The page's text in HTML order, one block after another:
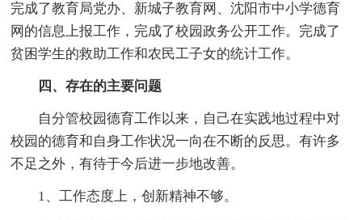
完成了教育局党办、新城子教育网、沈阳市中小学德育
网的信息上报工作，完成了校园政务公开工作。完成了
贫困学生的救助工作和农民工子女的统计工作。
四、存在的主要问题
自分管校园德育工作以来，自己在实践地过程中对
校园的德育和自身工作状况一向在不断的反思。有许多
不足之外，有待于今后进一步地改善。
1、工作态度上，创新精神不够。